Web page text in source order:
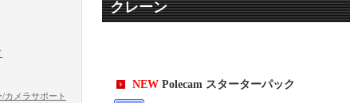
クレーン
NEWPolecam スターターパック
カメラサポート